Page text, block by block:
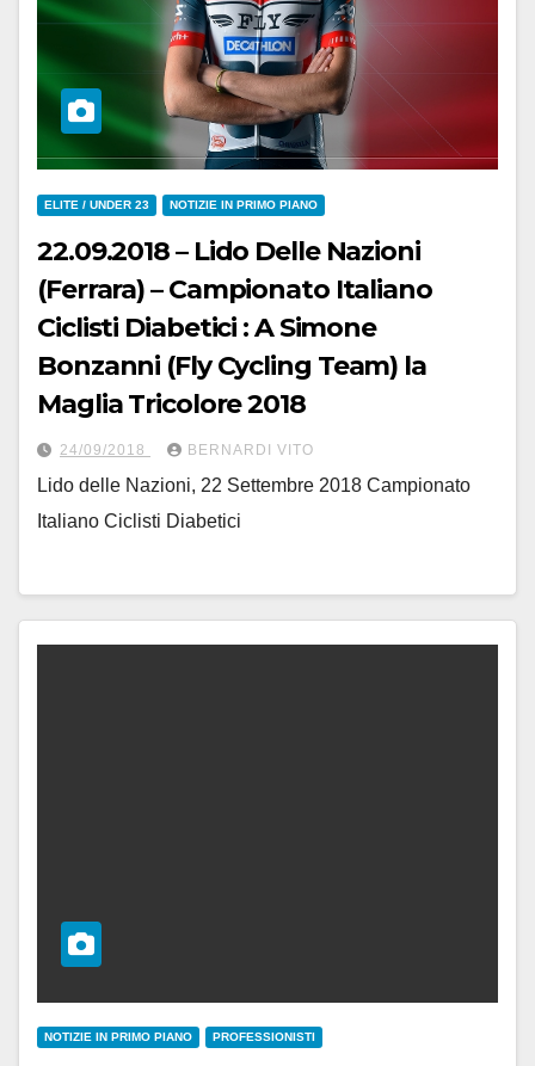
ELITE / UNDER 23 NOTIZIE IN PRIMO PIANO
22.09.2018 – Lido Delle Nazioni
(Ferrara) – Campionato Italiano
Ciclisti Diabetici : A Simone
Bonzanni (Fly Cycling Team) la
Maglia Tricolore 2018
24/09/2018 BERNARDI VITO
Lido delle Nazioni, 22 Settembre 2018 Campionato
Italiano Ciclisti Diabetici
NOTIZIE IN PRIMO PIANO PROFESSIONISTI